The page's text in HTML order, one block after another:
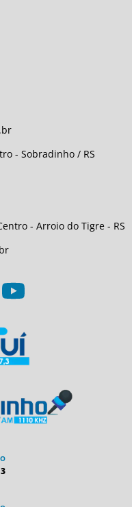
- Sobradinho / RS
- Arroio do Tigre - RS